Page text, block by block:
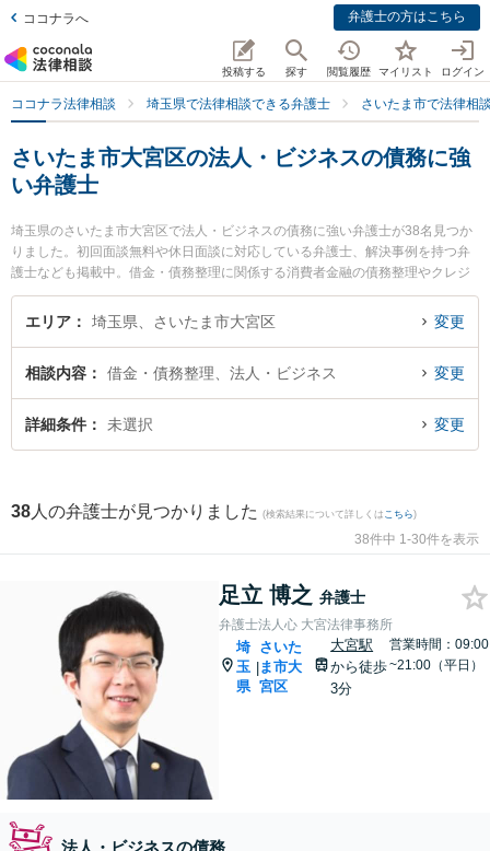
ココナラへ 弁護士の方はこちら
投稿する 探す 閲覧履歴 マイリスト ログイン
ココナラ法律相談 埼玉県で法律相談できる弁護士 さいたま市で法律相
さいたま市大宮区の法人・ビジネスの債務に強
い弁護士
埼玉県のさいたま市大宮区で法人・ビジネスの債務に強い弁護士が38名見つか
りました。初回面談無料や休日面談に対応している弁護士、解決事例を持つ弁
護士なども掲載中。借金・債務整理に関係する消費者金融の債務整理やクレジ
ット会社の債務整理、リボ払いの債務整理等の細かな分野での絞り込み検索も
でき便利です。特に弁護士法人心 大宮法律事務所の足立 博之弁護士や弁護士法
注目されています。『さいたま市大宮区で土日や夜間に発生した法人・ビジネ
スの債務のトラブルを今すぐに弁護士に相談したい』『法人・ビジネスの債務
のトラブル解決の実績豊富な近くの弁護士を検索したい』『初回相談無料で法
エリア 埼玉県、さいたま市大宮区 変更
相談内容 借金・債務整理、法人・ビジネス 変更
詳細条件 未選択 変更
38 人の弁護士が見つかりました (検索結果について詳しくは こちら)
38件中 1-30件を表示
足立 博之 弁護士
弁護士法人心 大宮法律事務所
埼
玉
県
|
さいた
ま市大
宮区
大宮駅
から徒歩
3分
営業時間：09:00
~21:00（平日）
法人・ビジネスの債務